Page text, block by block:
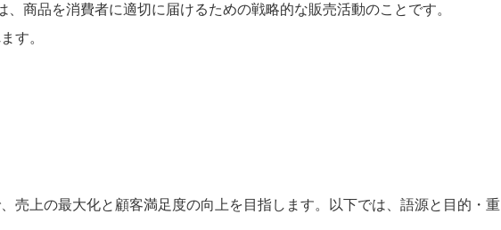
商品を消費者に適切に届けるための戦略的な販売活動のことです。
す。
売上の最大化と顧客満足度の向上を目指します。以下では、語源と目的・重